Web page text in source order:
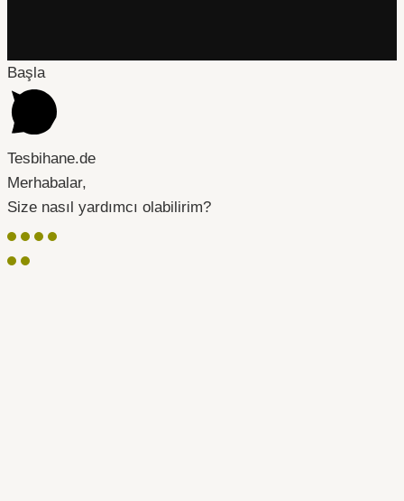
Başla
Tesbihane.de
Merhabalar,
Size nasıl yardımcı olabilirim?